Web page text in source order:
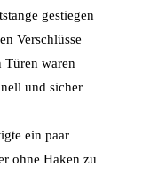
gestiegen
Verschlüsse
Türen waren
und sicher
ein paar
ohne Haken zu